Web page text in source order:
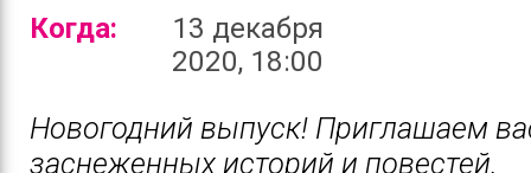
Когда:
13 декабря
2020, 18:00
Новогодний выпуск! Приглашаем
заснеженных историй и повестей.